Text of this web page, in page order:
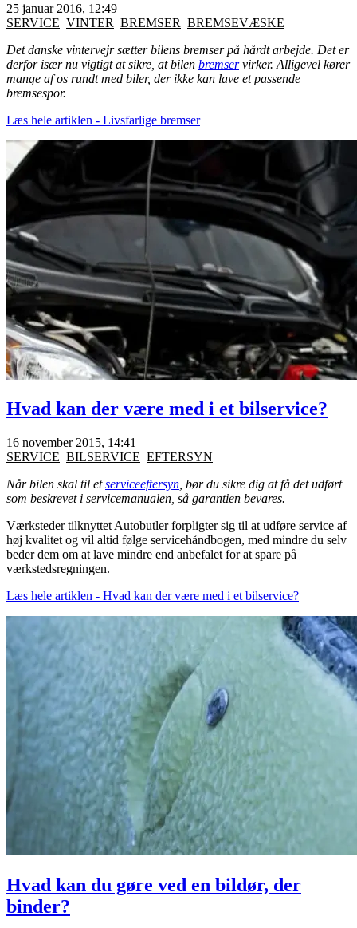
25 januar 2016, 12:49
SERVICE VINTER BREMSER BREMSEVÆSKE
Det danske vintervejr sætter bilens bremser på hårdt arbejde. Det er
derfor især nu vigtigt at sikre, at bilen bremservirker. Alligevel kører
mange af os rundt med biler, der ikke kan lave et passende
bremsespor.
Læs hele artiklen - Livsfarlige bremser
Hvad kan der være med i et bilservice?
16 november 2015, 14:41
SERVICE BILSERVICE EFTERSYN
Når bilen skal til etserviceeftersyn , bør du sikre dig at få det udført
som beskrevet i servicemanualen, så garantien bevares.
Værksteder tilknyttet Autobutler forpligter sig til at udføre service af
høj kvalitet og vil altid følge servicehåndbogen, med mindre du selv
beder dem om at lave mindre end anbefalet for at spare på
værkstedsregningen.
Læs hele artiklen - Hvad kan der være med i et bilservice?
Hvad kan du gøre ved en bildør, der
binder?